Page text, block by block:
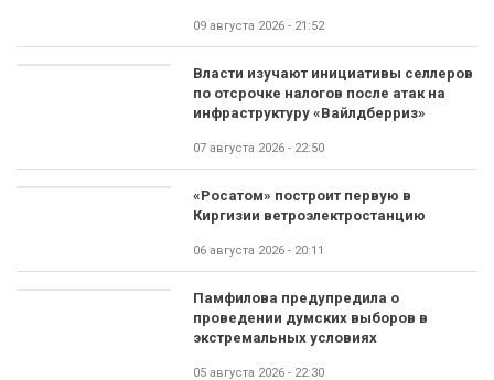
09 августа 2026 - 21:52
Власти изучают инициативы селлеров
по отсрочке налогов после атак на
инфраструктуру «Вайлдберриз»
07 августа 2026 - 22:50
«Росатом» построит первую в
Киргизии ветроэлектростанцию
06 августа 2026 - 20:11
Памфилова предупредила о
проведении думских выборов в
экстремальных условиях
05 августа 2026 - 22:30